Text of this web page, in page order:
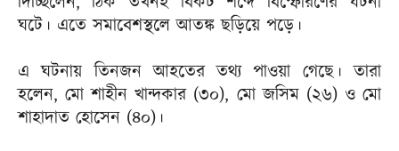
ঘটে। এতে সমাবেশস্থলে আতঙ্ক ছড়িয়ে পড়ে।
এ ঘটনায় তিনজন আহতের তথ্য পাওয়া গেছে। তারা
হলেন, মো শাহীন খান্দকার (৩০), মো জসিম (২৬) ও মো
শাহাদাত হোসেন (৪০)।